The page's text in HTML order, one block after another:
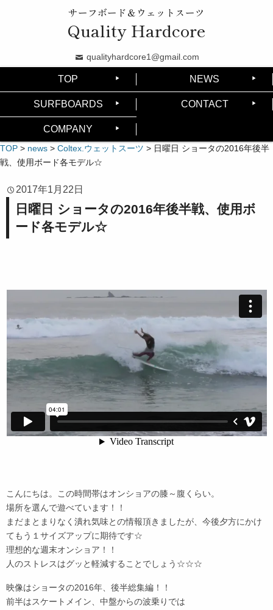
サーフボード＆ウェットスーツ
Quality Hardcore
qualityhardcore1@gmail.com
TOP NEWS
SURFBOARDS CONTACT
COMPANY
TOP > news > Coltex.ウェットスーツ > 日曜日 ショータの2016年後半
戦、使用ボード各モデル☆
2017年1月22日
日曜日 ショータの2016年後半戦、使用ボ
ード各モデル☆
こんにちは。この時間帯はオンショアの膝～腹くらい。
場所を選んで遊べています！！
まだまとまりなく潰れ気味との情報頂きましたが、今後夕方にかけ
てもう１サイズアップに期待です☆
理想的な週末オンショア！！
人のストレスはグッと軽減することでしょう☆☆☆
映像はショータの2016年、後半総集編！！
前半はスケートメイン、中盤からの波乗りでは